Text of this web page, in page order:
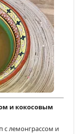
и кокосовым
с лемонграссом и